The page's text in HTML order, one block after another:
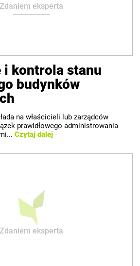
Zdaniem eksperta
i kontrola stanu
budynków
na właścicieli lub zarządców
prawidłowego administrowania
Czytaj dalej
Zdaniem eksperta